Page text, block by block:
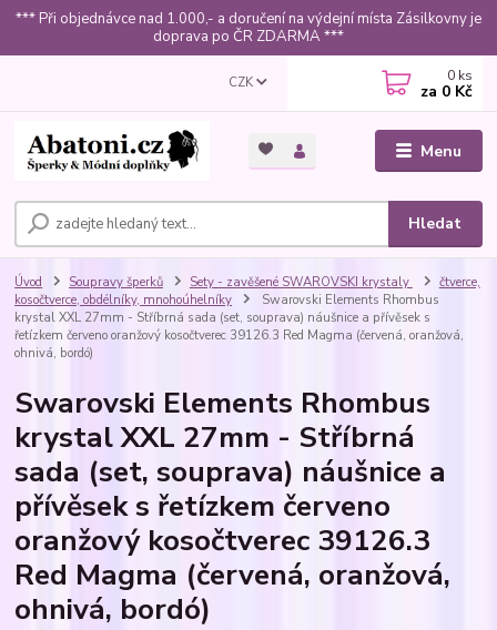
*** Při objednávce nad 1.000,- a doručení na výdejní místa Zásilkovny je
doprava po ČR ZDARMA ***
Menu
CZK
Hledat
0 ks
za 0 Kč
Úvod Soupravy šperků Sety - zavěšené SWAROVSKI krystaly
čtverce,
kosočtverce, obdélníky, mnohoúhelníky
Swarovski Elements Rhombus
krystal XXL 27mm - Stříbrná sada (set, souprava) náušnice a přívěsek s
řetízkem červeno oranžový kosočtverec 39126.3 Red Magma (červená, oranžová,
ohnivá, bordó)
Swarovski Elements Rhombus
krystal XXL 27mm - Stříbrná
sada (set, souprava) náušnice a
přívěsek s řetízkem červeno
oranžový kosočtverec 39126.3
Red Magma (červená, oranžová,
ohnivá, bordó)